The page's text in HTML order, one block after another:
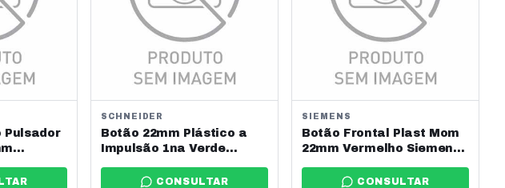
Pulsador
12768
SCHNEIDER
Botão 22mm Plástico a
Impulsão 1na Verde
CONSULTAR
SIEMENS
Botão Frontal Plast Mom
22mm Vermelho Siemens
CONSULTAR